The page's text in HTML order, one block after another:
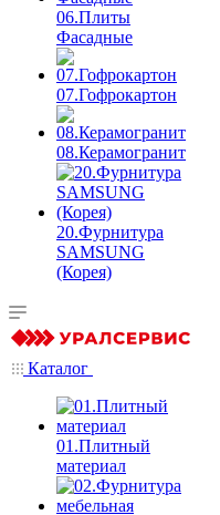
06.Плиты
Фасадные
07.Гофрокартон
08.Керамогранит
20.Фурнитура
SAMSUNG
(Корея)
Каталог
01.Плитный
материал